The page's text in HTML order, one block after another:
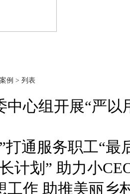
例 > 列表
中心组开展“严以
打通服务职工“最
计划” 助力小
工作 助推美丽乡